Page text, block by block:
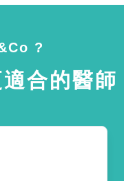
?
合的醫師